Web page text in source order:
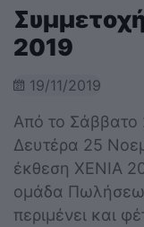
2019
19/11/2019
Από το Σάββατο
Δευτέρα 25
έκθεση XENIA
ομάδα
περιμένει και